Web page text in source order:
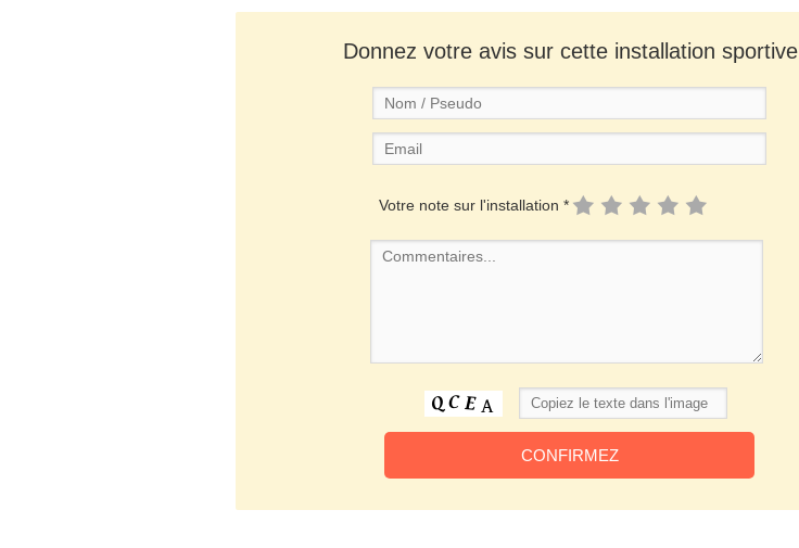
Donnez votre avis sur cette installation sportive
Votre note sur l'installation *